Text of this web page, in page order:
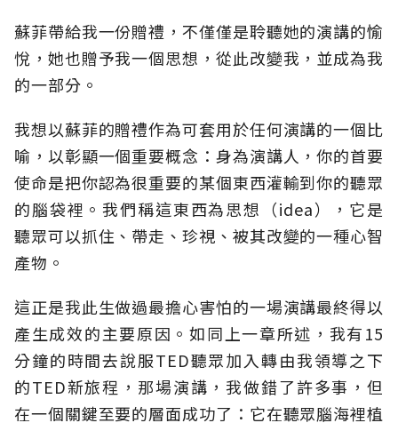
蘇菲帶給我一份贈禮，不僅僅是聆聽她的演講的愉
悅，她也贈予我一個思想，從此改變我，並成為我
的一部分。
我想以蘇菲的贈禮作為可套用於任何演講的一個比
喻，以彰顯一個重要概念：身為演講人，你的首要
使命是把你認為很重要的某個東西灌輸到你的聽眾
的腦袋裡。我們稱這東西為思想（idea），它是
聽眾可以抓住、帶走、珍視、被其改變的一種心智
產物。
這正是我此生做過最擔心害怕的一場演講最終得以
產生成效的主要原因。如同上一章所述，我有15
分鐘的時間去說服TED聽眾加入轉由我領導之下
的TED新旅程，那場演講，我做錯了許多事，但
在一個關鍵至要的層面成功了：它在聽眾腦海裡植